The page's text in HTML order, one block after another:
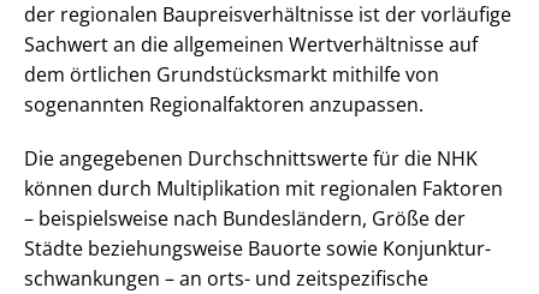
der regionalen Bau­preis­ver­hält­nis­se ist der vorläufige
Sachwert an die allgemeinen Wert­ver­hält­nis­se auf
dem örtlichen Grund­stücks­markt mithilfe von
sogenannten Re­gio­nal­fak­to­ren anzupassen.
Die angegebenen Durch­schnitts­wer­te für die NHK
können durch Multiplikation mit regionalen Faktoren
– beispielsweise nach Bundesländern, Größe der
Städte beziehungsweise Bauorte sowie Kon­junk­tur­
schwan­kun­gen – an orts- und zeitspezifische